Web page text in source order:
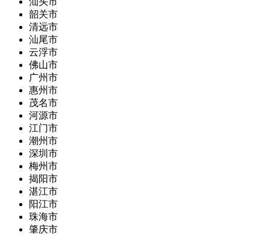
韶关市
清远市
汕尾市
云浮市
佛山市
广州市
惠州市
茂名市
河源市
江门市
潮州市
深圳市
梅州市
揭阳市
湛江市
阳江市
珠海市
肇庆市